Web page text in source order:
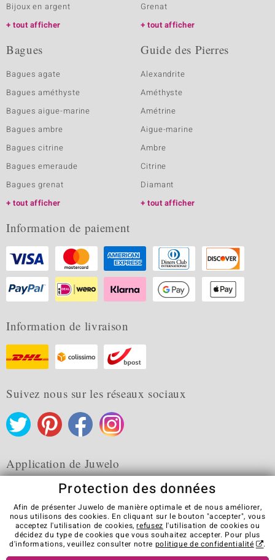
Bijoux en argent
tout afficher
Grenat
tout afficher
Bagues
Bagues agate
Bagues améthyste
Bagues aigue-marine
Bagues ambre
Bagues citrine
Bagues emeraude
Bagues grenat
tout afficher
Guide des Pierres
Alexandrite
Améthyste
Amétrine
Aigue-marine
Ambre
Citrine
Diamant
tout afficher
Information de paiement
Information de livraison
Suivez nous sur les réseaux sociaux
Application de Juwelo
CGV Protection des données
Cookies
Mentions légales
Contact
Révocation du contrat
Protection des données
Afin de présenter Juwelo de manière optimale et de nous améliorer,
nous utilisons des cookies. En cliquant sur le bouton "accepter", vous
acceptez l'utilisation de cookies,refusez l'utilisation de cookies ou
décidez du type de cookies que vous souhaitez accepter. Pour plus
d'informations, veuillez consulter notre politique de confidentialité .